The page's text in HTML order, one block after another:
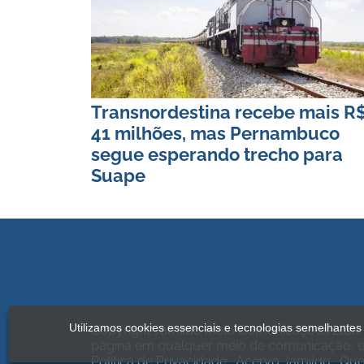
Transnordestina recebe mais
41 milhões, mas Pernambuco
segue esperando trecho para
Suape
Copyright Jamildo Melo Comunicações
página em qualquer meio de comunicação,
Utilizamos cookies essenciais e tecnologias